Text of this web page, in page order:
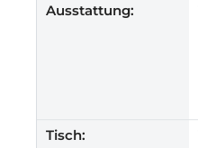
Ausstattung:
Tisch: